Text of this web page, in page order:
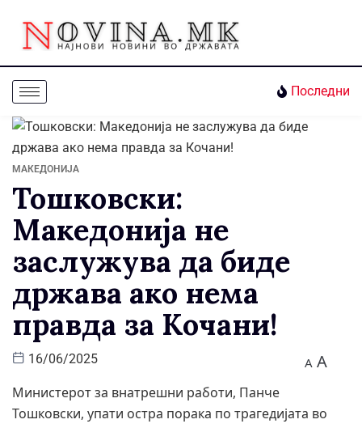
Последни
МАКЕДОНИЈА
Тошковски:
Македонија не
заслужува да биде
држава ако нема
правда за Кочани!
16/06/2025 A A
Министерот за внатрешни работи, Панче
Тошковски, упати остра порака по трагедијата во